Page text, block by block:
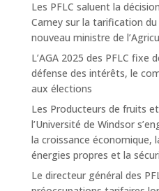
Les PFLC saluent la
Carney sur la tarification
nouveau ministre de
L’AGA 2025 des PFLC fixe
défense des intérêts, le
aux élections
Les Producteurs de fruits
l’Université de Windsor
la croissance économique,
énergies propres et la
Le directeur général des